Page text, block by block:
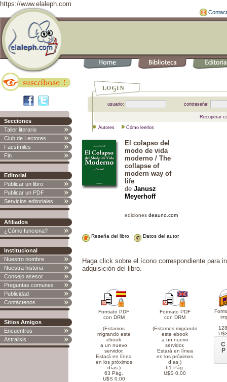
https://www.elaleph.com
Secciones
Taller literario
Club de Lectores
Facsímiles
Fin
Editorial
Publicar un libro
Publicar un PDF
Servicios editoriales
Afiliados
¿Cómo funciona?
Institucional
Nuestro nombre
Nuestra historia
Consejo asesor
Preguntas comunes
Publicidad
Contáctenos
Sitios Amigos
Encuentros
Astralisis
usuario: contraseña:
Recuperar
Autores Cómo leerlos
El colapso del
modo de vida
moderno / The
collapse of
modern way of
life
de Janusz
Meyerhoff
ediciones deauno.com
Reseña del libro Datos del autor
Haga click sobre el ícono correspondiente para
adquisición del libro.
Formato PDF
con DRM
(Estamos
migrando este
ebook
a un nuevo
servidor.
Estará en línea
en los próximos
días.)
63 Pág.
U$S 0.00
Formato PDF
con DRM
(Estamos migrando
este ebook
a un nuevo
servidor.
Estará en línea
en los próximos
días.)
61 Pág.
U$S 0.00
C